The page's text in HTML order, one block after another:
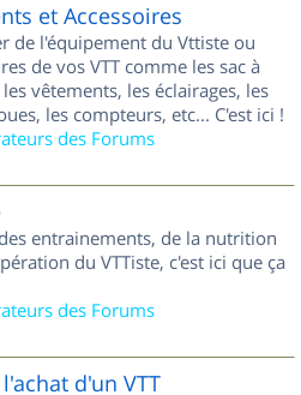
et Accessoires
de l'équipement du Vttiste ou
de vos VTT comme les sac à
vêtements, les éclairages, les
les compteurs, etc... C'est ici !
des Forums
entrainements, de la nutrition
du VTTiste, c'est ici que ça
des Forums
d'un VTT